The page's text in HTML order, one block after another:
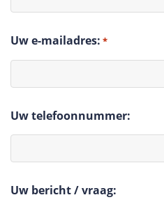
Uw e-mailadres: *
Uw telefoonnummer:
Uw bericht / vraag: